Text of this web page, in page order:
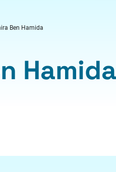
Ben Hamida
Hamida